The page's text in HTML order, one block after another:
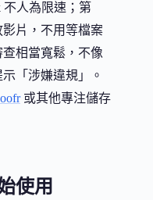
不人為限速；第
片，不用等檔案
相當寬鬆，不像
「涉嫌違規」。
或其他專注儲存
使用